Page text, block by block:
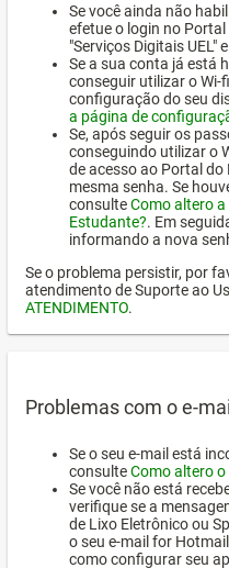
Se você ainda não
efetue o login no
"Serviços Digitais UEL"
Se a sua conta já está
conseguir utilizar o Wi-
configuração do seu
a página de
Se, após seguir os
conseguindo utilizar o
de acesso ao Portal do
mesma senha. Se
consulteComo altero
Estudante?. Em
informando a nova
Se o problema persistir, por
atendimento de Suporte ao
ATENDIMENTO.
Problemas com o e-
Se o seu e-mail está
consulteComo altero o
Se você não está
verifique se a
de Lixo Eletrônico ou
o seu e-mail for
como configurar seu